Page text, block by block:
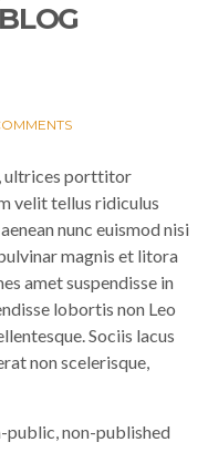
ultrices porttitor
velit tellus ridiculus
nunc euismod nisi
magnis et litora
amet suspendisse in
lobortis non Leo
Sociis lacus
non scelerisque,
public, non-published